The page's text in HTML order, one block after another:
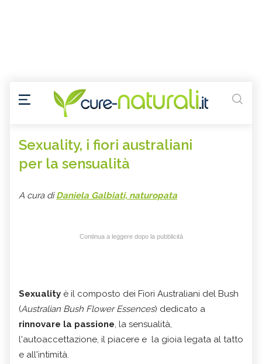
Sexuality, i fiori australiani
per la sensualità
A cura diDaniela Galbiati, naturopata
Continua a leggere dopo la pubblicità
Sexuality è il composto dei Fiori Australiani del Bush
(Australian Bush Flower Essences) dedicato a
rinnovare la passione, la sensualità,
l'autoaccettazione, il piacere e la gioia legata al tatto
e all'intimità.